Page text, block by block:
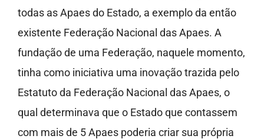
todas as Apaes do Estado, a exemplo da então
existente Federação Nacional das Apaes. A
fundação de uma Federação, naquele momento,
tinha como iniciativa uma inovação trazida pelo
Estatuto da Federação Nacional das Apaes, o
qual determinava que o Estado que contassem
com mais de 5 Apaes poderia criar sua própria